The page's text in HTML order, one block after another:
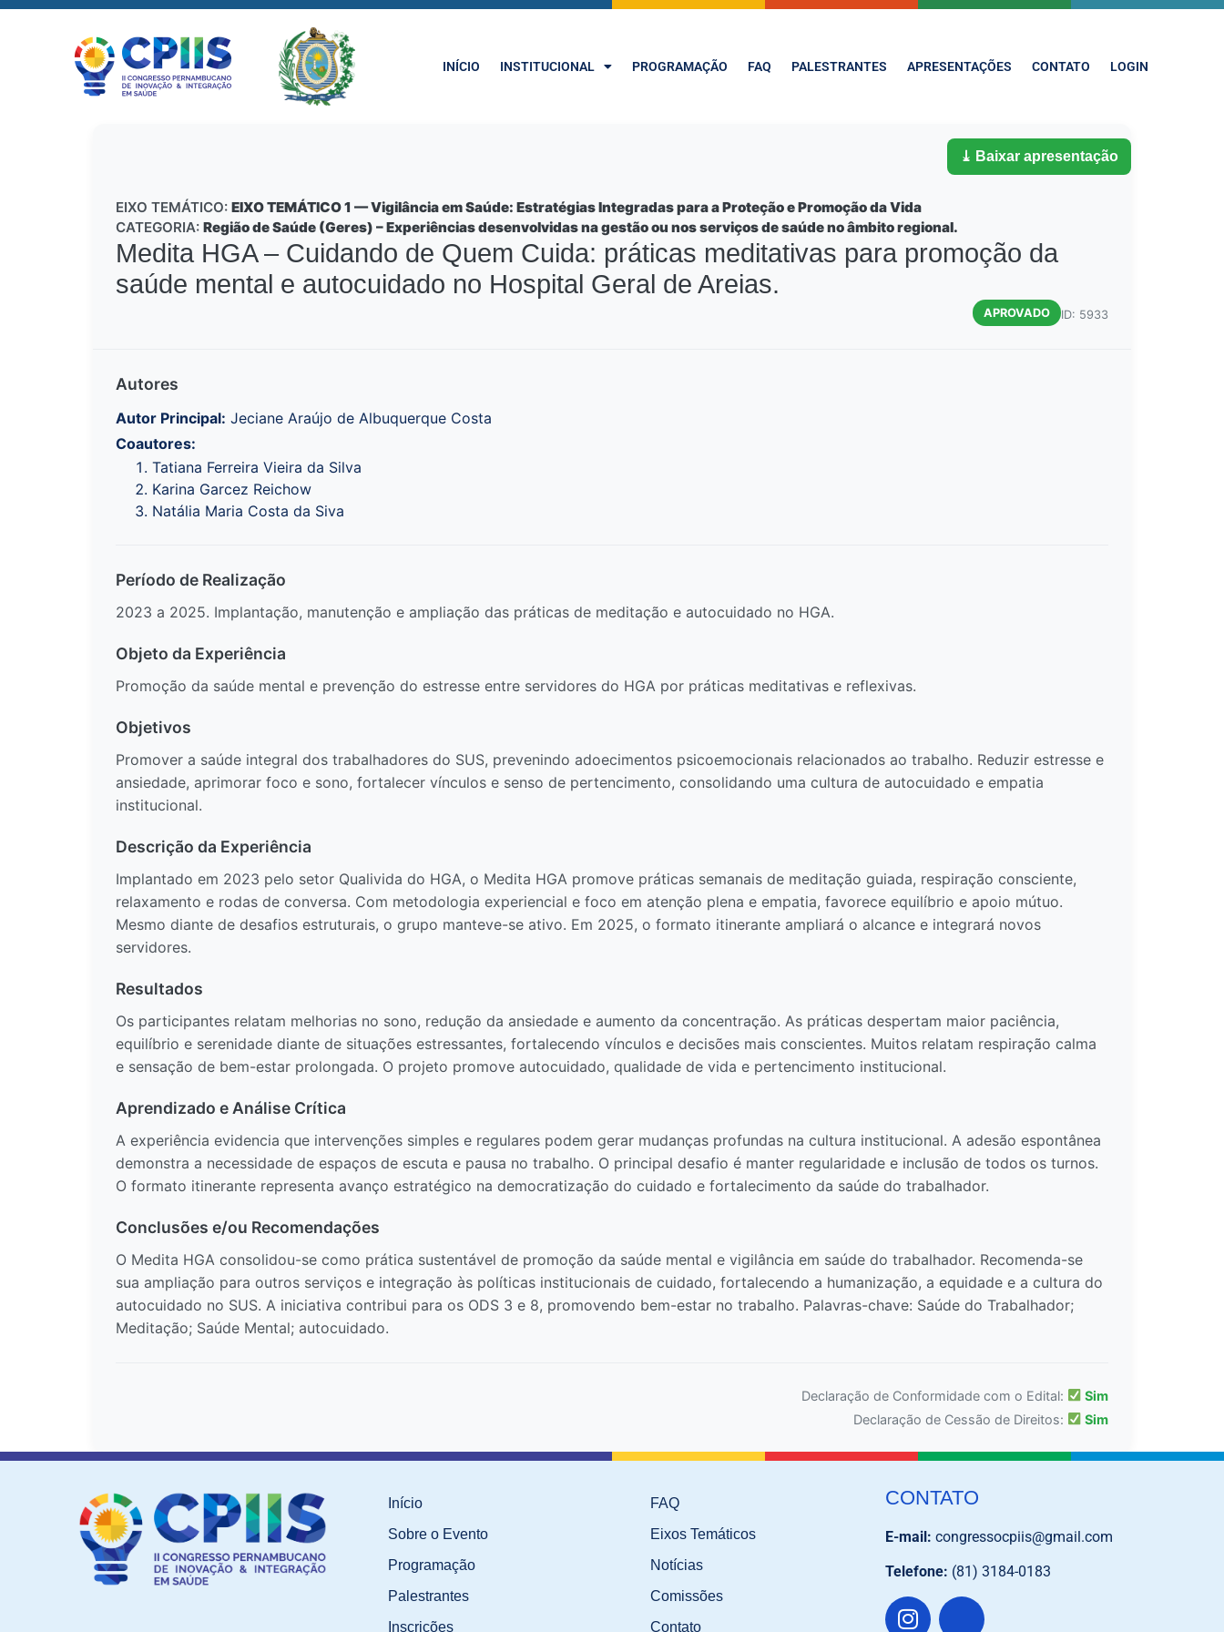
INÍCIO INSTITUCIONAL PROGRAMAÇÃO FAQ PALESTRANTES APRESENTAÇÕES CONTATO LOGIN
⤓ Baixar apresentação
EIXO TEMÁTICO: EIXO TEMÁTICO 1 — Vigilância em Saúde: Estratégias Integradas para a Proteção e Promoção da Vida
CATEGORIA: Região de Saúde (Geres) – Experiências desenvolvidas na gestão ou nos serviços de saúde no âmbito regional.
Medita HGA – Cuidando de Quem Cuida: práticas meditativas para promoção da
saúde mental e autocuidado no Hospital Geral de Areias.
APROVADO ID: 5933
Autores
Autor Principal: Jeciane Araújo de Albuquerque Costa
Coautores:
Tatiana Ferreira Vieira da Silva
Karina Garcez Reichow
Natália Maria Costa da Siva
Período de Realização
2023 a 2025. Implantação, manutenção e ampliação das práticas de meditação e autocuidado no HGA.
Objeto da Experiência
Promoção da saúde mental e prevenção do estresse entre servidores do HGA por práticas meditativas e reflexivas.
Objetivos
Promover a saúde integral dos trabalhadores do SUS, prevenindo adoecimentos psicoemocionais relacionados ao trabalho. Reduzir estresse e
ansiedade, aprimorar foco e sono, fortalecer vínculos e senso de pertencimento, consolidando uma cultura de autocuidado e empatia
institucional.
Descrição da Experiência
Implantado em 2023 pelo setor Qualivida do HGA, o Medita HGA promove práticas semanais de meditação guiada, respiração consciente,
relaxamento e rodas de conversa. Com metodologia experiencial e foco em atenção plena e empatia, favorece equilíbrio e apoio mútuo.
Mesmo diante de desafios estruturais, o grupo manteve-se ativo. Em 2025, o formato itinerante ampliará o alcance e integrará novos
servidores.
Resultados
Os participantes relatam melhorias no sono, redução da ansiedade e aumento da concentração. As práticas despertam maior paciência,
equilíbrio e serenidade diante de situações estressantes, fortalecendo vínculos e decisões mais conscientes. Muitos relatam respiração calma
e sensação de bem-estar prolongada. O projeto promove autocuidado, qualidade de vida e pertencimento institucional.
Aprendizado e Análise Crítica
A experiência evidencia que intervenções simples e regulares podem gerar mudanças profundas na cultura institucional. A adesão espontânea
demonstra a necessidade de espaços de escuta e pausa no trabalho. O principal desafio é manter regularidade e inclusão de todos os turnos.
O formato itinerante representa avanço estratégico na democratização do cuidado e fortalecimento da saúde do trabalhador.
Conclusões e/ou Recomendações
O Medita HGA consolidou-se como prática sustentável de promoção da saúde mental e vigilância em saúde do trabalhador. Recomenda-se
sua ampliação para outros serviços e integração às políticas institucionais de cuidado, fortalecendo a humanização, a equidade e a cultura do
autocuidado no SUS. A iniciativa contribui para os ODS 3 e 8, promovendo bem-estar no trabalho. Palavras-chave: Saúde do Trabalhador;
Meditação; Saúde Mental; autocuidado.
Declaração de Conformidade com o Edital:
Sim
Declaração de Cessão de Direitos:
Sim
Início
Sobre o Evento
Programação
Palestrantes
Inscrições
FAQ
Eixos Temáticos
Notícias
Comissões
Contato
CONTATO
E-mail: congressocpiis@gmail.com
Telefone: (81) 3184-0183